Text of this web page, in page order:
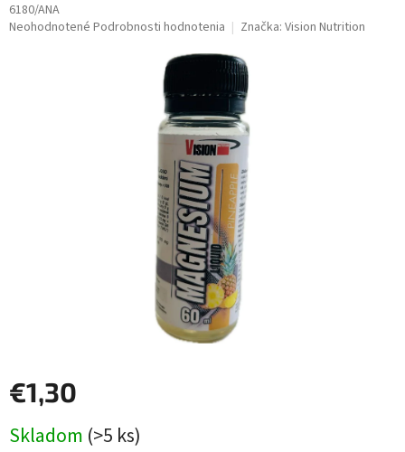
6180/ANA
Priemerné
Neohodnotené Podrobnosti hodnotenia Značka: Vision Nutrition
€1,30
cena:
Skladom (>5 ks)